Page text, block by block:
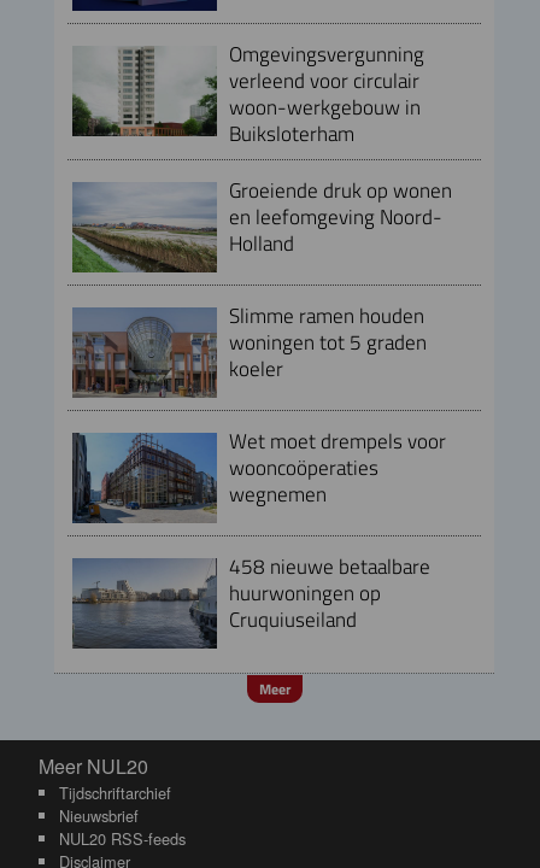
Omgevingsvergunning
verleend voor circulair
woon-werkgebouw in
Buiksloterham
Groeiende druk op wonen
en leefomgeving Noord-
Holland
Slimme ramen houden
woningen tot 5 graden
koeler
Wet moet drempels voor
wooncoöperaties
wegnemen
458 nieuwe betaalbare
huurwoningen op
Cruquiuseiland
Meer
Meer NUL20
Meer NUL20
Tijdschriftarchief
Nieuwsbrief
NUL20 RSS-feeds
Disclaimer